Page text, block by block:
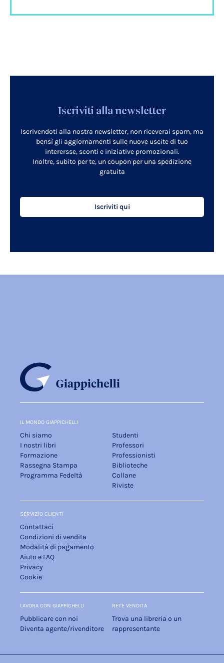
Iscriviti alla newsletter
Iscrivendoti alla nostra newsletter, non riceverai spam, ma
bensì gli aggiornamenti sulle nuove uscite di tuo
interersse, sconti e iniziative promozionali.
Inoltre, subito per te, un coupon per una spedizione
gratuita
Iscriviti qui
IL MONDO GIAPPICHELLI
Chi siamo
I nostri libri
Formazione
Rassegna Stampa
Programma Fedeltà
Studenti
Professori
Professionisti
Biblioteche
Collane
Riviste
SERVIZIO CLIENTI
Contattaci
Condizioni di vendita
Modalità di pagamento
Aiuto e FAQ
Privacy
Cookie
LAVORA CON GIAPPICHELLI
Pubblicare con noi
Diventa agente/rivenditore
RETE VENDITA
Trova una libreria o un
rappresentante